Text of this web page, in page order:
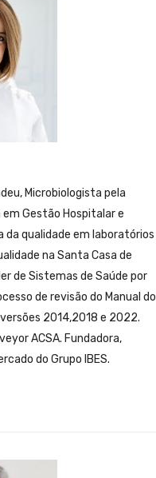
Microbiologista pela
em Gestão Hospitalar e
da qualidade em laboratórios
na Santa Casa de
de Sistemas de Saúde por
de revisão do Manual do
2014,2018 e 2022.
ACSA. Fundadora,
do Grupo IBES.